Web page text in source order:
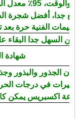
شهادة
في درجات